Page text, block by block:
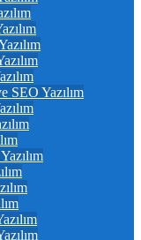
SEO Yazılım